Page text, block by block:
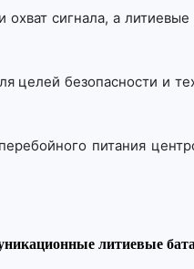
сигнала, а
безопасности и
питания
литиевые